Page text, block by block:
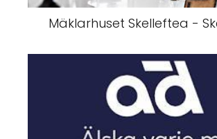
Mäklarhuset Skelleftea -